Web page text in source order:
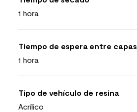
1 hora
Tiempo de espera entre capas
1 hora
Tipo de vehículo de resina
Acrílico